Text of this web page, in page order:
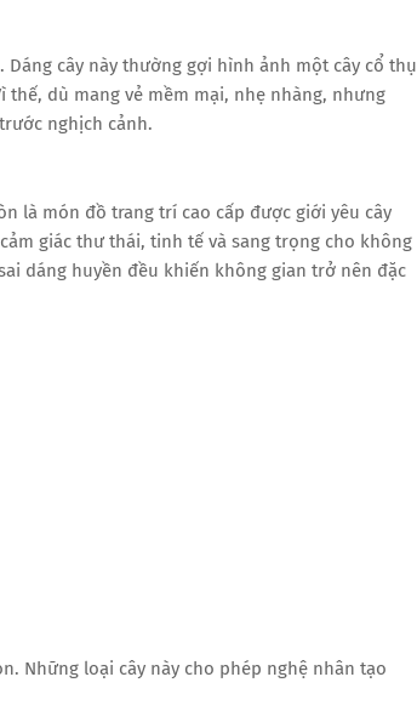
cây này thường gợi hình ảnh một cây cổ thụ
thế, dù mang vẻ mềm mại, nhẹ nhàng, nhưng
nghịch cảnh.
là món đồ trang trí cao cấp được giới yêu cây
giác thư thái, tinh tế và sang trọng cho không
dáng huyền đều khiến không gian trở nên đặc
Những loại cây này cho phép nghệ nhân tạo